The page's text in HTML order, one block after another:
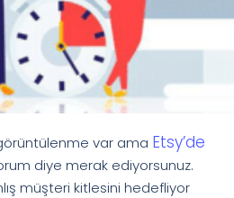
var ama Etsy’de
diye merak ediyorsunuz.
müşteri kitlesini hedefliyor